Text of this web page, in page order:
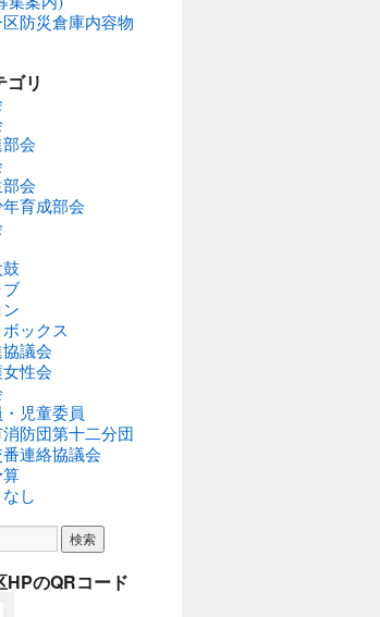
防災倉庫内容物
ゴリ
会
会
育成部会
ックス
議会
性会
児童委員
防団第十二分団
連絡協議会
し
HPのQRコード